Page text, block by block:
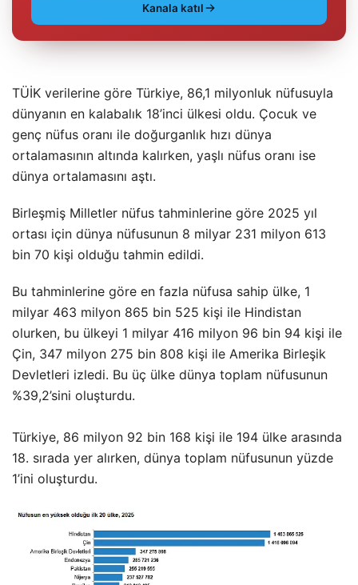
Kanala katıl
TÜİK verilerine göre Türkiye, 86,1 milyonluk nüfusuyla
dünyanın en kalabalık 18’inci ülkesi oldu. Çocuk ve
genç nüfus oranı ile doğurganlık hızı dünya
ortalamasının altında kalırken, yaşlı nüfus oranı ise
dünya ortalamasını aştı.
Birleşmiş Milletler nüfus tahminlerine göre 2025 yıl
ortası için dünya nüfusunun 8 milyar 231 milyon 613
bin 70 kişi olduğu tahmin edildi.
Bu tahminlerine göre en fazla nüfusa sahip ülke, 1
milyar 463 milyon 865 bin 525 kişi ile Hindistan
olurken, bu ülkeyi 1 milyar 416 milyon 96 bin 94 kişi ile
Çin, 347 milyon 275 bin 808 kişi ile Amerika Birleşik
Devletleri izledi. Bu üç ülke dünya toplam nüfusunun
%39,2’sini oluşturdu.
Türkiye, 86 milyon 92 bin 168 kişi ile 194 ülke arasında
18. sırada yer alırken, dünya toplam nüfusunun yüzde
1’ini oluşturdu.